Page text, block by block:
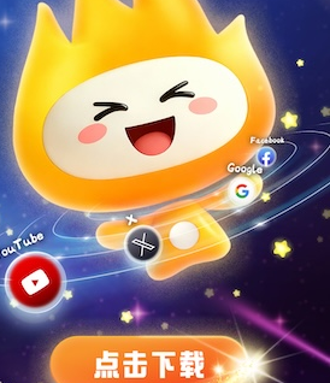
支持[0] 反对[0]
旋风加速器
软件中心
银河加速器
加速器官网
荔枝加速器
费)加速器 优云666
蜜蜂加速器
橘子加速器
哇哇加速器